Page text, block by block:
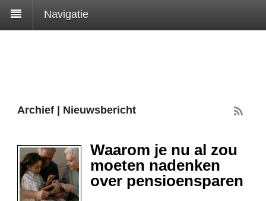
Navigatie
Archief | Nieuwsbericht
Waarom je nu al zou
moeten nadenken
over pensioensparen